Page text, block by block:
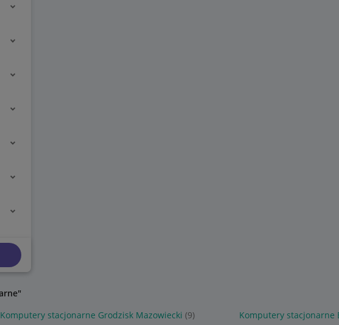
Komputery stacjonarne Grodzisk Mazowiecki (9) Komputery stacjonarne